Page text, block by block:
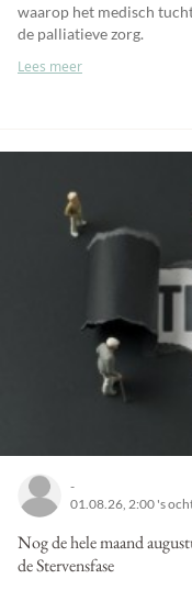
waarop het medisch
de palliatieve zorg.
Lees meer
-
01.08.26, 2:00 's
Nog de hele maand
de Stervensfase